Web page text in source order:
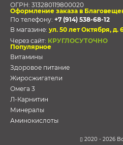
ОГРН: 313280119800020
Оформление заказа в
По телефону: +7 (914) 538-68-12
В магазине: ул. 50 лет Октября, д.
Через сайт: КРУГЛОСУТОЧНО
Популярное
Витамины
Здоровое питание
Жиросжигатели
Омега 3
Л-Карнитин
Минералы
Аминокислоты
2020 - 2026